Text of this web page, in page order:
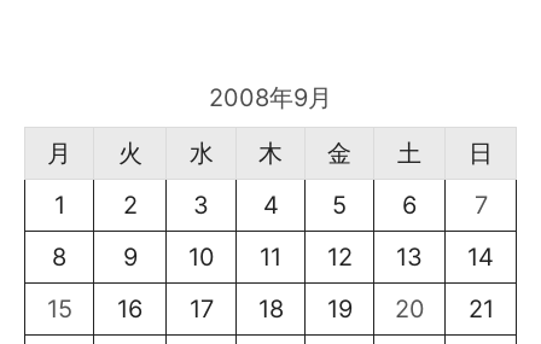
2008年9月
月
火 水 木 金 土
日
1
2 3 4 5 6
7
8
9 10 11 12 13
14
15
16 17 18 19 20
21